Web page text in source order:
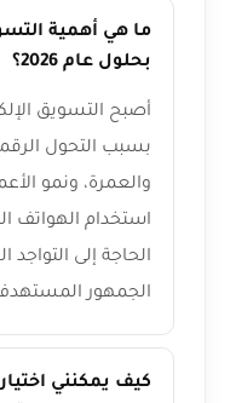
ما هي أهمية
بحلول عام 2026؟
أصبح التسويق
بسبب التحول
والعمرة، ونمو
استخدام الهواتف
الحاجة إلى التواجد
الجمهور
كيف يمكنني